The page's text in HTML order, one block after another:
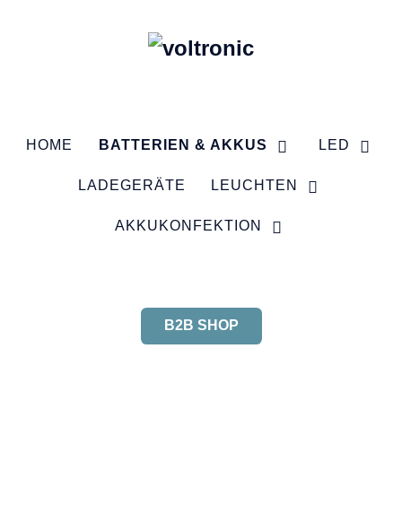
HOME BATTERIEN & AKKUS LED
LADEGERÄTE LEUCHTEN
AKKUKONFEKTION
B2B SHOP